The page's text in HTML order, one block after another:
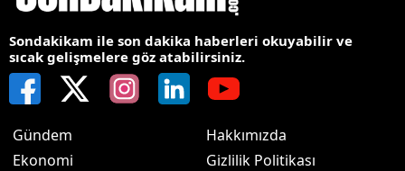
Sondakikam ile son dakika haberleri okuyabilir ve
sıcak gelişmelere göz atabilirsiniz.
Gündem
Ekonomi
Hakkımızda
Gizlilik Politikası